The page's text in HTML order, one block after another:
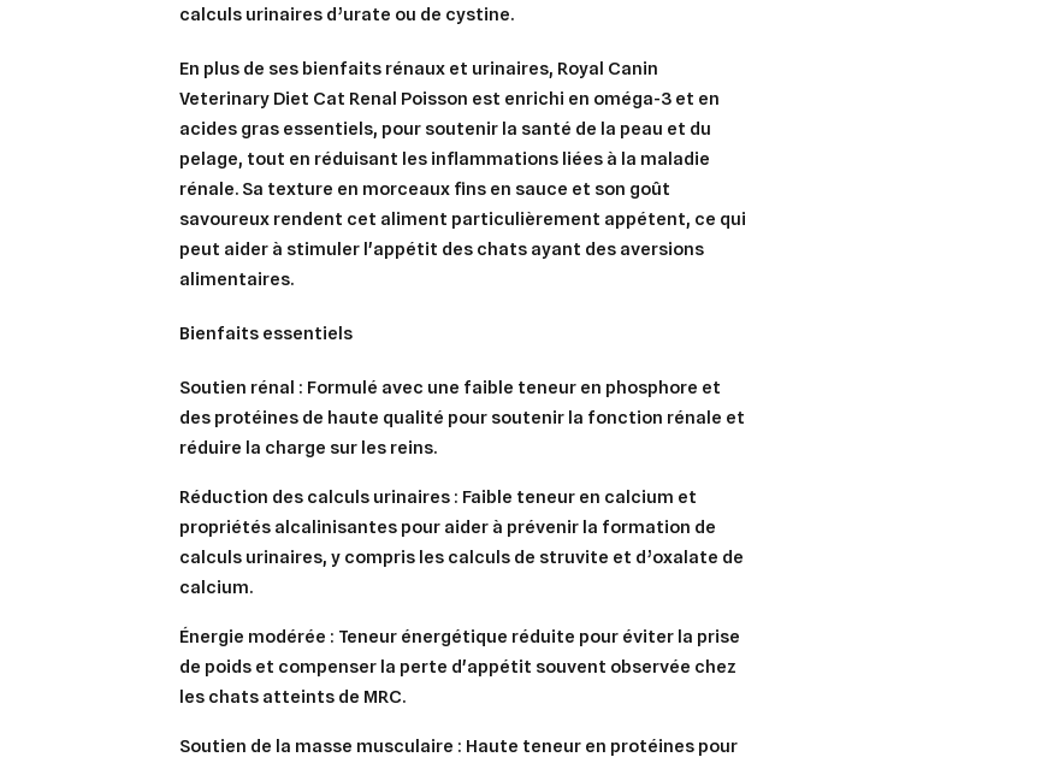
calculs urinaires d’urate ou de cystine.
En plus de ses bienfaits rénaux et urinaires, Royal Canin
Veterinary Diet Cat Renal Poisson est enrichi en oméga-3 et en
acides gras essentiels, pour soutenir la santé de la peau et du
pelage, tout en réduisant les inflammations liées à la maladie
rénale. Sa texture en morceaux fins en sauce et son goût
savoureux rendent cet aliment particulièrement appétent, ce qui
peut aider à stimuler l'appétit des chats ayant des aversions
alimentaires.
Bienfaits essentiels
Soutien rénal : Formulé avec une faible teneur en phosphore et
des protéines de haute qualité pour soutenir la fonction rénale et
réduire la charge sur les reins.
Réduction des calculs urinaires : Faible teneur en calcium et
propriétés alcalinisantes pour aider à prévenir la formation de
calculs urinaires, y compris les calculs de struvite et d’oxalate de
calcium.
Énergie modérée : Teneur énergétique réduite pour éviter la prise
de poids et compenser la perte d'appétit souvent observée chez
les chats atteints de MRC.
Soutien de la masse musculaire : Haute teneur en protéines pour
Nom de la liste d'envies
Annuler Créer une liste d'envies
Connexion
Vous devez être connecté pour ajouter des produits à votre liste d'envies.
Annuler Connexion